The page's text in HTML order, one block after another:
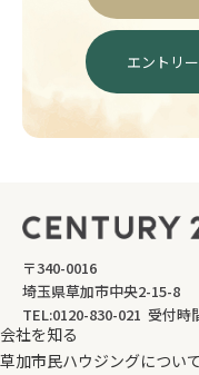
エントリー
〒340-0016
埼玉県草加市中央2-15-8
TEL:0120-830-021 受付時
会社を知る
草加市民ハウジングについて